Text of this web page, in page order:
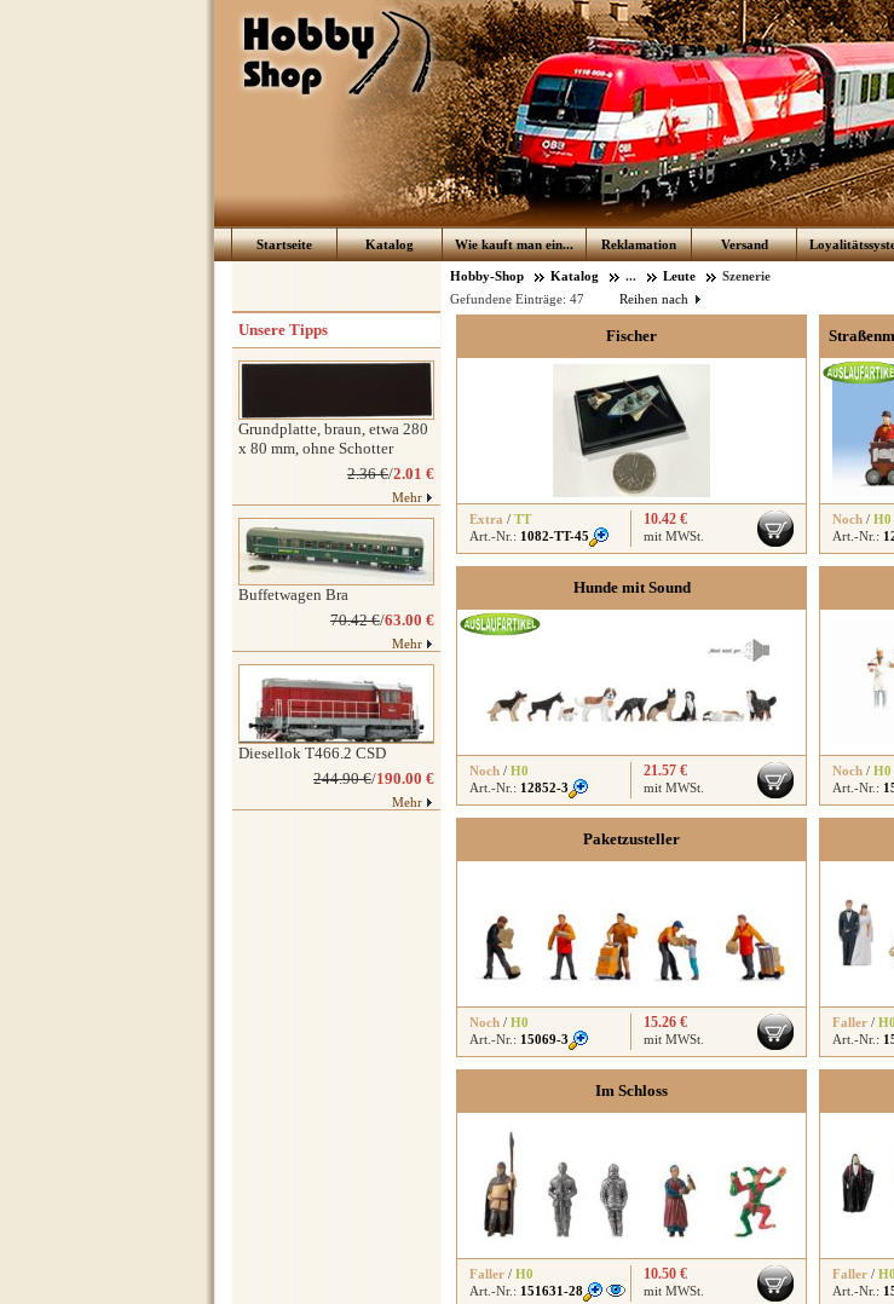
Startseite Katalog Wie kauft man ein... Reklamation Versand
Hobby-Shop Katalog ... Leute
Szenerie
Reihen nach
Gefundene Einträge: 47
Fischer
Extra / TT
Art.-Nr.: 1082-TT-45
10.42 €
mit MWSt.
Noch / H0
Art.-Nr.:
Hunde mit Sound
Noch / H0
Art.-Nr.: 12852-3
21.57 €
mit MWSt.
Noch / H0
Art.-Nr.:
Paketzusteller
Noch / H0
Art.-Nr.: 15069-3
15.26 €
mit MWSt.
Faller / H0
Art.-Nr.:
Im Schloss
Faller / H0
Art.-Nr.: 151631-28
10.50 €
mit MWSt.
Faller / H0
Art.-Nr.:
Unsere Tipps
Grundplatte, braun, etwa 280
x 80 mm, ohne Schotter
2.36 €/2.01 €
Mehr
Buffetwagen Bra
70.42 €/63.00 €
Mehr
Diesellok T466.2 CSD
244.90 €/190.00 €
Mehr